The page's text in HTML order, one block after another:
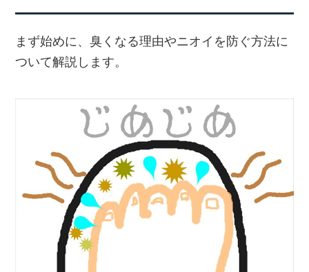
まず始めに、臭くなる理由やニオイを防ぐ方法に
ついて解説します。